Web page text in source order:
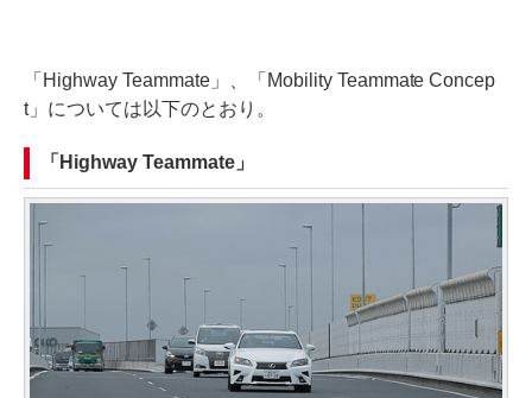
「Highway Teammate」、「Mobility Teammate Concep
t」については以下のとおり。
「Highway Teammate」